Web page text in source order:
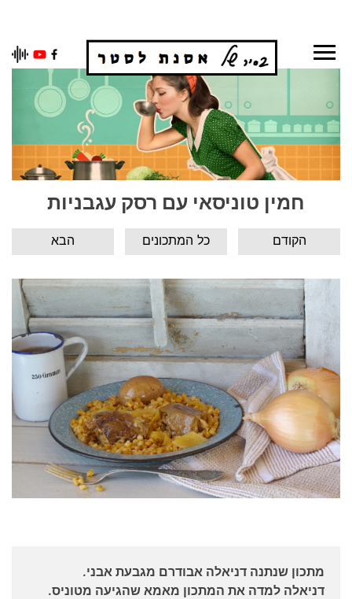
Skip
חמין טוניסאי עם רסק עגבניות
הבא כל המתכונים הקודם
מתכון שנתנה דניאלה אבודרם מגבעת אבני.
דניאלה למדה את המתכון מאמא שהגיעה מטוניס.